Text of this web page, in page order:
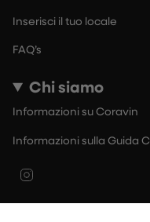
Inserisci il tuo locale
FAQ’s
Chi siamo
Informazioni su Coravin
Informazioni sulla Guida